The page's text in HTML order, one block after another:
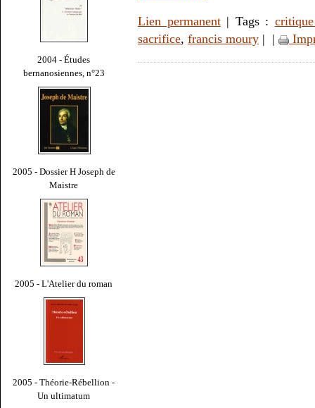
2004 - Études
bernanosiennes, n°23
2005 - Dossier H Joseph de
Maistre
2005 - L'Atelier du roman
2005 - Théorie-Rébellion -
Un ultimatum
Lien permanent| Tags :
sacrifice, francis moury | |